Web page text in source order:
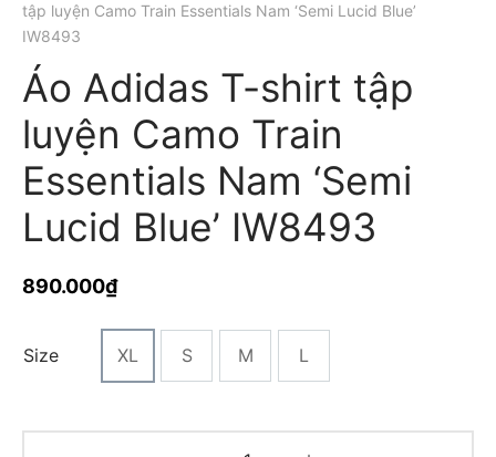
tập luyện Camo Train Essentials Nam ‘Semi Lucid Blue’
IW8493
Áo Adidas T-shirt tập
luyện Camo Train
Essentials Nam ‘Semi
Lucid Blue’ IW8493
890.000₫
Size XL S M L